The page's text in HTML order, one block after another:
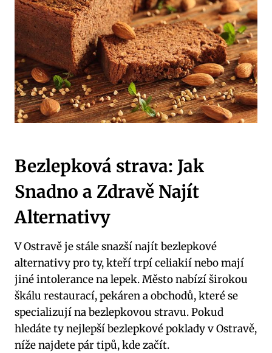
Bezlepková strava:⁢ Jak
Snadno a⁣ Zdravě Najít
Alternativy
V Ostravě⁢ je stále snazší ⁢najít bezlepkové
alternativy pro ty, kteří trpí celiakií nebo mají
jiné ​intolerance na lepek.⁣ Město nabízí širokou
škálu restaurací, pekáren‌ a obchodů, které⁣ se⁣
specializují na ​bezlepkovou stravu. ⁢Pokud
hledáte ty nejlepší bezlepkové poklady v​ Ostravě,⁢
níže najdete pár tipů, ⁤kde⁤ začít.